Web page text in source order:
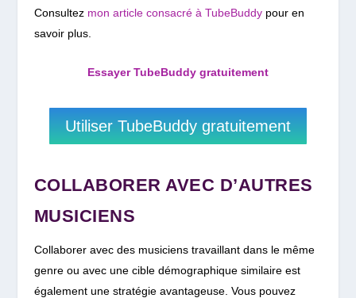
Consultez mon article consacré à TubeBuddypour en
savoir plus.
Essayer TubeBuddy gratuitement
Utiliser TubeBuddy gratuitement
COLLABORER AVEC D’AUTRES
MUSICIENS
Collaborer avec des musiciens travaillant dans le même
genre ou avec une cible démographique similaire est
également une stratégie avantageuse. Vous pouvez